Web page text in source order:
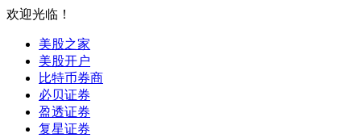
欢迎光临！
美股之家
美股开户
比特币券商
必贝证券
盈透证券
复星证券